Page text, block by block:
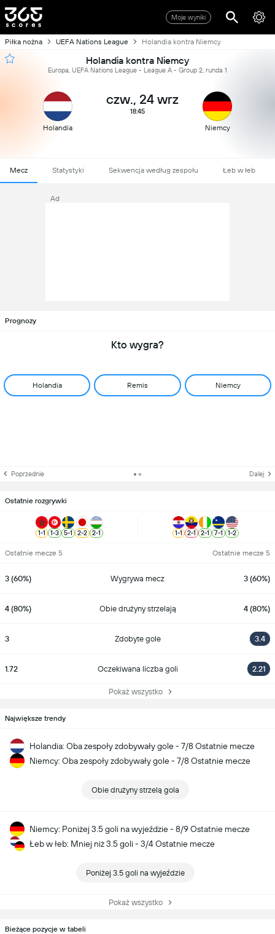
Moje wyniki
Piłka nożna UEFA Nations League Holandia kontra Niemcy
Holandia kontra Niemcy
Europa, UEFA Nations League - League A - Group 2, runda 1
Holandia
czw., 24 wrz
18:45
Niemcy
Mecz Statystyki Sekwencja według zespołu Łeb w łeb
Ad
Prognozy
Kto wygra?
Holandia Remis Niemcy
Poprzednie Dalej
Ostatnie rozgrywki
1-1 1-3 5-1 2-2 2-1 1-1 2-1 2-1 7-1 1-2
Ostatnie mecze 5 Ostatnie mecze 5
3 (60%) Wygrywa mecz 3 (60%)
4 (80%) Obie drużyny strzelają 4 (80%)
3 Zdobyte gole 3.4
1.72 Oczekiwana liczba goli 2.21
Pokaż wszystko
Największe trendy
Holandia: Oba zespoły zdobywały gole - 7/8 Ostatnie mecze
Niemcy: Oba zespoły zdobywały gole - 7/8 Ostatnie mecze
Obie drużyny strzelą gola
Niemcy: Poniżej 3.5 goli na wyjeździe - 8/9 Ostatnie mecze
Łeb w łeb: Mniej niż 3.5 goli - 3/4 Ostatnie mecze
Poniżej 3.5 goli na wyjeździe
Pokaż wszystko
Bieżące pozycje w tabeli